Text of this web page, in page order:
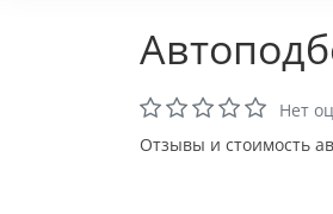
Нет
Отзывы и стоимость